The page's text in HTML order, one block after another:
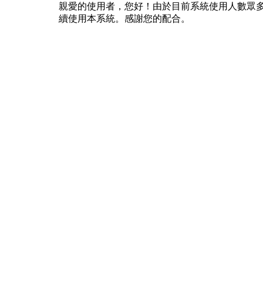
親愛的使用者，您好！由於目前系統使用人數眾
續使用本系統。感謝您的配合。